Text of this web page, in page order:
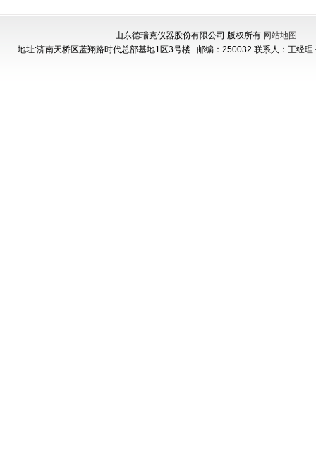
山东德瑞克仪器股份有限公司 版权所有 网站地图
地址:济南天桥区蓝翔路时代总部基地1区3号楼 邮编：250032 联系人：王经